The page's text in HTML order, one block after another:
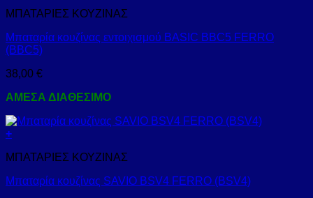
ΜΠΑΤΑΡΙΕΣ ΚΟΥΖΙΝΑΣ
Μπαταρία κουζίνας εντοιχισμού BASIC BBC5 FERRO
(BBC5)
38,00 €
ΑΜΕΣΑ ΔΙΑΘΕΣΙΜΟ
+
ΜΠΑΤΑΡΙΕΣ ΚΟΥΖΙΝΑΣ
Μπαταρία κουζίνας SAVIO BSV4 FERRO (BSV4)